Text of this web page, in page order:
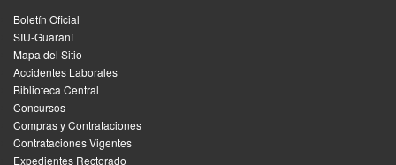
Boletín Oficial
SIU-Guaraní
Mapa del Sitio
Accidentes Laborales
Biblioteca Central
Concursos
Compras y Contrataciones
Contrataciones Vigentes
Expedientes Rectorado